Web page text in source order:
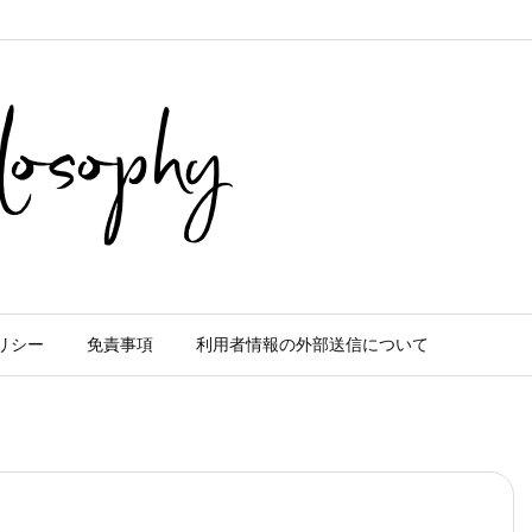
シー 免責事項 利用者情報の外部送信について